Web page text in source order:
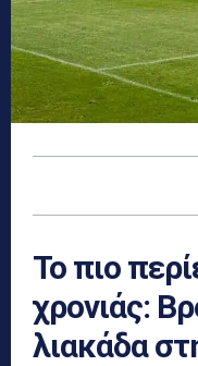
Το πιο
χρονιάς:
λιακάδα